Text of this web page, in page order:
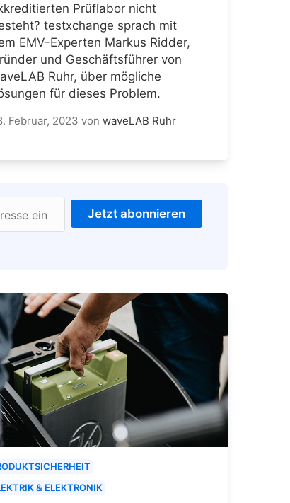
Prüflabor nicht
testxchange sprach mit
EMV-Experten Markus Ridder,
und Geschäftsführer von
Ruhr, über mögliche
für dieses Problem.
Februar, 2023 von waveLAB Ruhr
ein Jetzt abonnieren
& ELEKTRONIK